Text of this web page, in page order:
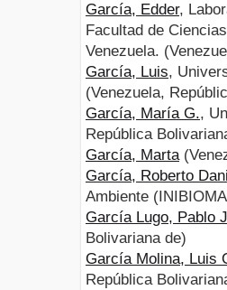
García, Edder,
Facultad de
Venezuela.
García, Luis,
(Venezuela,
García, María G.,
República
García, Marta
García, Roberto
Ambiente
García Lugo, Pablo
Bolivariana de)
García Molina, Luis
República